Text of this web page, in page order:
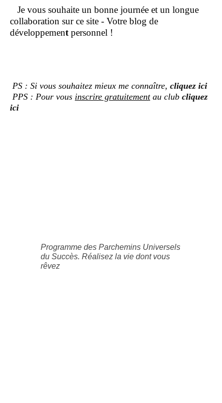
Je vous souhaite un bonne journée et un longue
collaboration sur ce site - Votre blog de
développement personnel !
PS : Si vous souhaitez mieux me connaître, cliquez ici
PPS : Pour vous inscrire gratuitementau club cliquez
ici
Programme des Parchemins Universels
du Succès. Réalisez la vie dont vous
rêvez